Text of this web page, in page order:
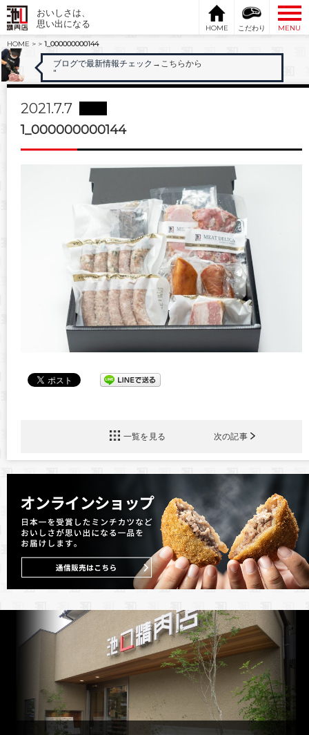
おいしさは、
思い出になる
HOME こだわり
MENU
HOME > > 1_000000000144
ブログで最新情報チェック →こちらから
"
2021.7.7
1_000000000144
一覧を見る 次の記事